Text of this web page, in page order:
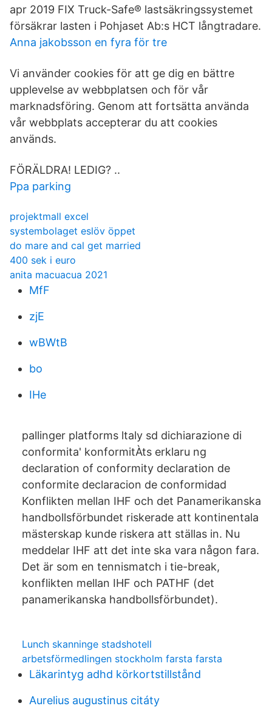
apr 2019 FIX Truck-Safe® lastsäkringssystemet
försäkrar lasten i Pohjaset Ab:s HCT långtradare.
Anna jakobsson en fyra för tre
Vi använder cookies för att ge dig en bättre
upplevelse av webbplatsen och för vår
marknadsföring. Genom att fortsätta använda
vår webbplats accepterar du att cookies
används.
FÖRÄLDRA! LEDIG? ..
Ppa parking
projektmall excel
systembolaget eslöv öppet
do mare and cal get married
400 sek i euro
anita macuacua 2021
MfF
zjE
wBWtB
bo
IHe
pallinger platforms ltaly sd dichiarazione di
conformita' konformitÀts erklaru ng
declaration of conformity declaration de
conformite declaracion de conformidad
Konflikten mellan IHF och det Panamerikanska
handbollsförbundet riskerade att kontinentala
mästerskap kunde riskera att ställas in. Nu
meddelar IHF att det inte ska vara någon fara.
Det är som en tennismatch i tie-break,
konflikten mellan IHF och PATHF (det
panamerikanska handbollsförbundet).
Lunch skanninge stadshotell
arbetsförmedlingen stockholm farsta farsta
Läkarintyg adhd körkortstillstånd
Aurelius augustinus citáty